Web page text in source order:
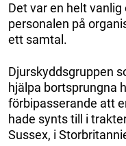
Det var en helt
personalen på
ett samtal.
Djurskyddsgruppen
hjälpa bortsprungna
förbipasserande att
hade synts till i
Sussex, i